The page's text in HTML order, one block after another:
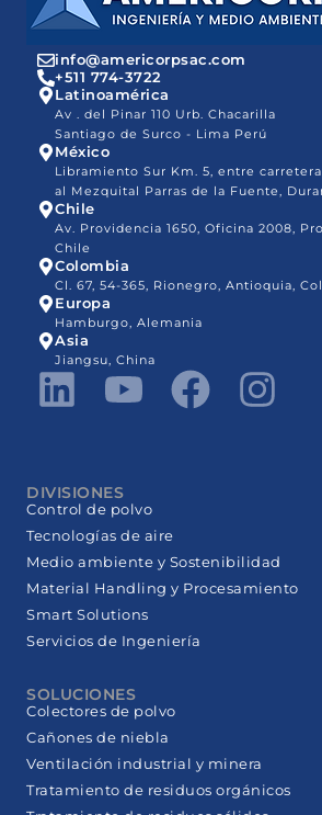
info@americorpsac.com
+511 774-3722
Latinoamérica
Av . del Pinar 110 Urb. Chacarilla
Santiago de Surco - Lima Perú
México
Libramiento Sur Km. 5, entre
al Mezquital Parras de la Fuente,
Chile
Av. Providencia 1650, Oficina 2008,
Chile
Colombia
Cl. 67, 54-365, Rionegro, Antioquia,
Europa
Hamburgo, Alemania
Asia
Jiangsu, China
DIVISIONES
Control de polvo
Tecnologías de aire
Medio ambiente y Sostenibilidad
Material Handling y Procesamiento
Smart Solutions
Servicios de Ingeniería
SOLUCIONES
Colectores de polvo
Cañones de niebla
Ventilación industrial y minera
Tratamiento de residuos orgánicos